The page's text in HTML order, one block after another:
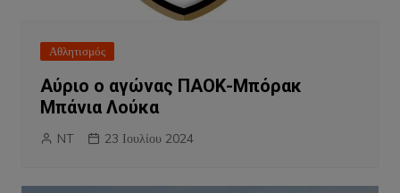
Αθλητισμός
Αύριο ο αγώνας ΠΑΟΚ-Μπόρακ
Μπάνια Λούκα
NT 23 Ιουλίου 2024